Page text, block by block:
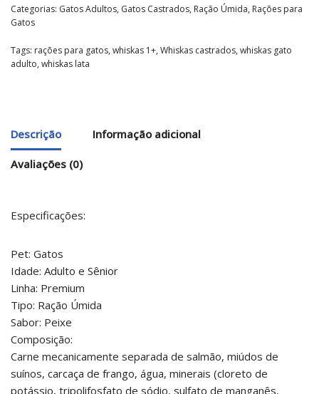
Categorias: Gatos Adultos, Gatos Castrados, Ração Úmida, Rações para
Gatos
Tags: rações para gatos,whiskas 1+,Whiskas castrados,whiskas gato
adulto,whiskas lata
Descrição Informação adicional
Avaliações (0)
Especificações:
Pet: Gatos
Idade: Adulto e Sênior
Linha: Premium
Tipo: Ração Úmida
Sabor: Peixe
Composição:
Carne mecanicamente separada de salmão, miúdos de
suínos, carcaça de frango, água, minerais (cloreto de
potássio, tripolifosfato de sódio, sulfato de manganês,